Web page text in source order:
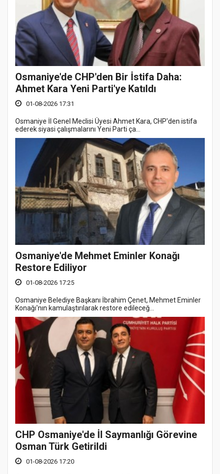
Osmaniye'de CHP'den Bir İstifa Daha:
Ahmet Kara Yeni Parti'ye Katıldı
01-08-2026 17:31
Osmaniye İl Genel Meclisi Üyesi Ahmet Kara, CHP'den istifa
ederek siyasi çalışmalarını Yeni Parti ça...
Osmaniye'de Mehmet Eminler Konağı
Restore Ediliyor
01-08-2026 17:25
Osmaniye Belediye Başkanı İbrahim Çenet, Mehmet Eminler
Konağı'nın kamulaştırılarak restore edileceğ...
CHP Osmaniye'de İl Saymanlığı Görevine
Osman Türk Getirildi
01-08-2026 17:20